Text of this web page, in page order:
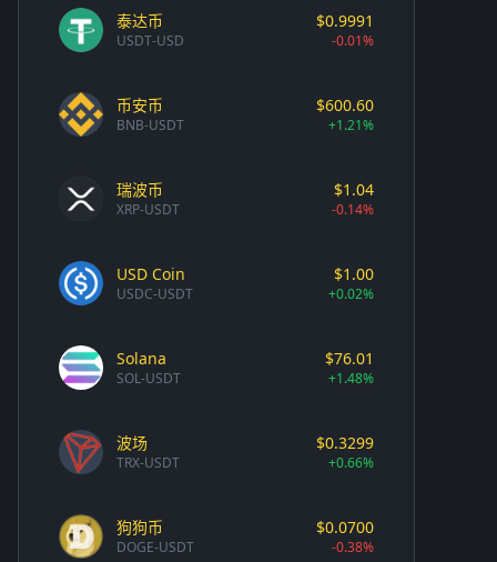
泰达币
USDT-USD
$0.9991
-0.01%
币安币
BNB-USDT
$600.60
+1.21%
瑞波币
XRP-USDT
$1.04
-0.14%
USD Coin
USDC-USDT
$1.00
+0.02%
Solana
SOL-USDT
$76.01
+1.48%
波场
TRX-USDT
$0.3299
+0.66%
狗狗币
DOGE-USDT
$0.0700
-0.38%